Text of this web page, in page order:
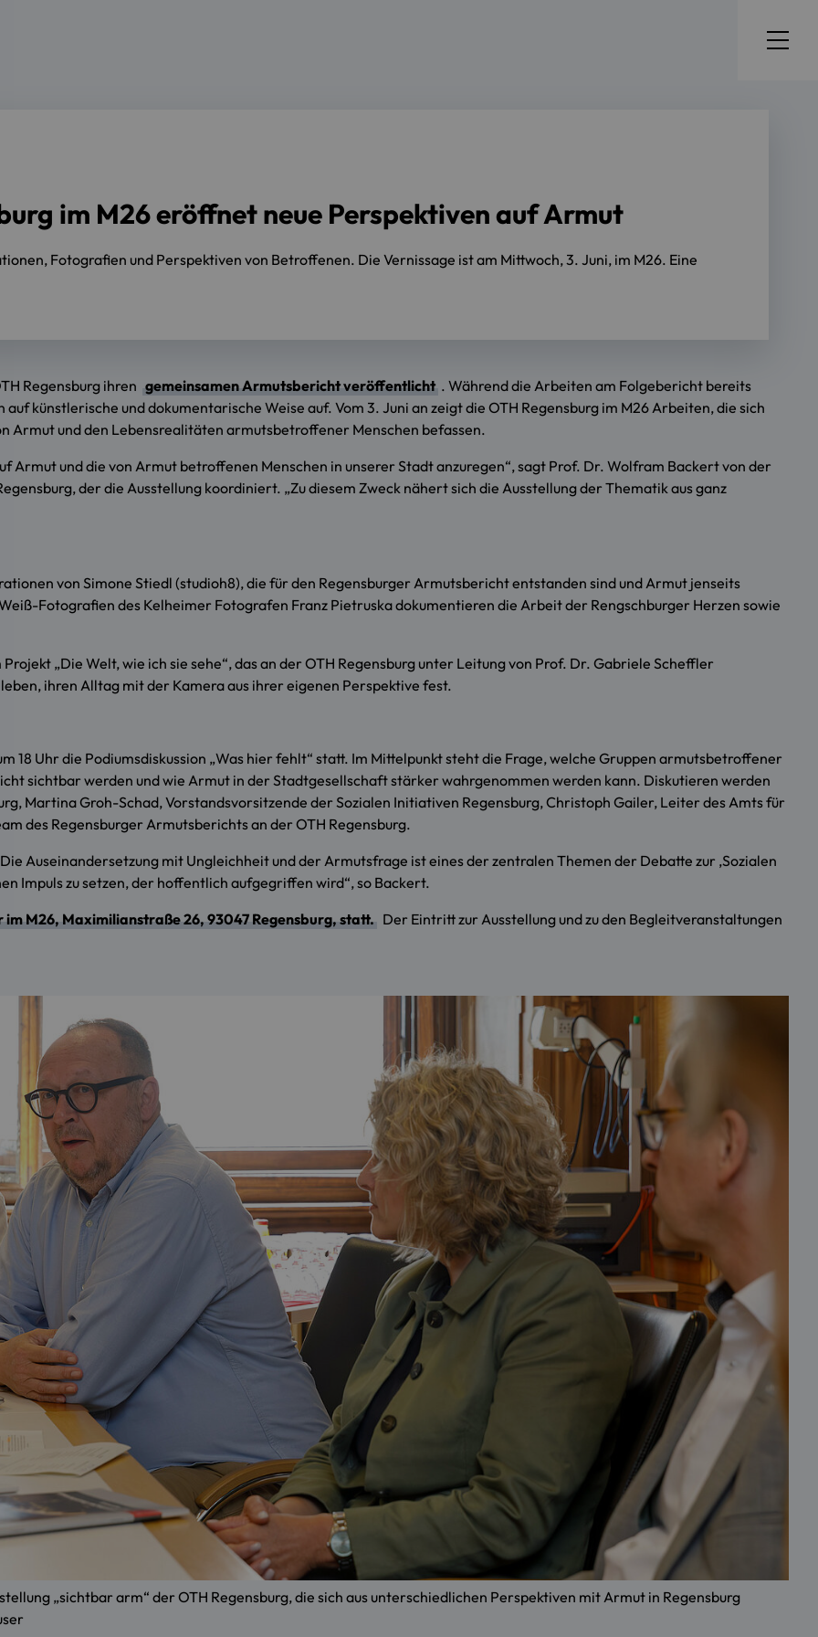
im M26 eröffnet neue Perspektiven auf Armut
Fotografien und Perspektiven von Betroffenen. Die Vernissage ist am Mittwoch, 3. Juni, im M26. Eine
Regensburg ihren gemeinsamen Armutsbericht veröffentlicht . Während die Arbeiten am Folgebericht bereits
künstlerische und dokumentarische Weise auf. Vom 3. Juni an zeigt die OTH Regensburg im M26 Arbeiten, die sich
Armut und den Lebensrealitäten armutsbetroffener Menschen befassen.
Armut und die von Armut betroffenen Menschen in unserer Stadt anzuregen“, sagt Prof. Dr. Wolfram Backert von der
der die Ausstellung koordiniert. „Zu diesem Zweck nähert sich die Ausstellung der Thematik aus ganz
von Simone Stiedl (studioh8), die für den Regensburger Armutsbericht entstanden sind und Armut jenseits
Fotografien des Kelheimer Fotografen Franz Pietruska dokumentieren die Arbeit der Rengschburger Herzen sowie
„Die Welt, wie ich sie sehe“, das an der OTH Regensburg unter Leitung von Prof. Dr. Gabriele Scheffler
ihren Alltag mit der Kamera aus ihrer eigenen Perspektive fest.
18 Uhr die Podiumsdiskussion „Was hier fehlt“ statt. Im Mittelpunkt steht die Frage, welche Gruppen armutsbetroffener
sichtbar werden und wie Armut in der Stadtgesellschaft stärker wahrgenommen werden kann. Diskutieren werden
Martina Groh-Schad, Vorstandsvorsitzende der Sozialen Initiativen Regensburg, Christoph Gailer, Leiter des Amts für
des Regensburger Armutsberichts an der OTH Regensburg.
Auseinandersetzung mit Ungleichheit und der Armutsfrage ist eines der zentralen Themen der Debatte zur ,Sozialen
Impuls zu setzen, der hoffentlich aufgegriffen wird“, so Backert.
M26, Maximilianstraße 26, 93047 Regensburg, statt. Der Eintritt zur Ausstellung und zu den Begleitveranstaltungen
„sichtbar arm“ der OTH Regensburg, die sich aus unterschiedlichen Perspektiven mit Armut in Regensburg